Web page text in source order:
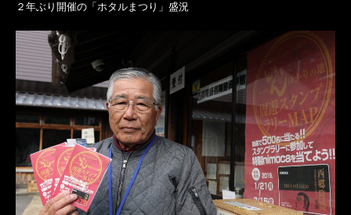
２年ぶり開催の「ホタルまつり」盛況